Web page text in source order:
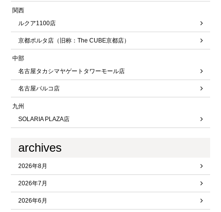
関西
ルクア1100店
京都ポルタ店（旧称：The CUBE京都店）
中部
名古屋タカシマヤゲートタワーモール店
名古屋パルコ店
九州
SOLARIA PLAZA店
archives
2026年8月
2026年7月
2026年6月